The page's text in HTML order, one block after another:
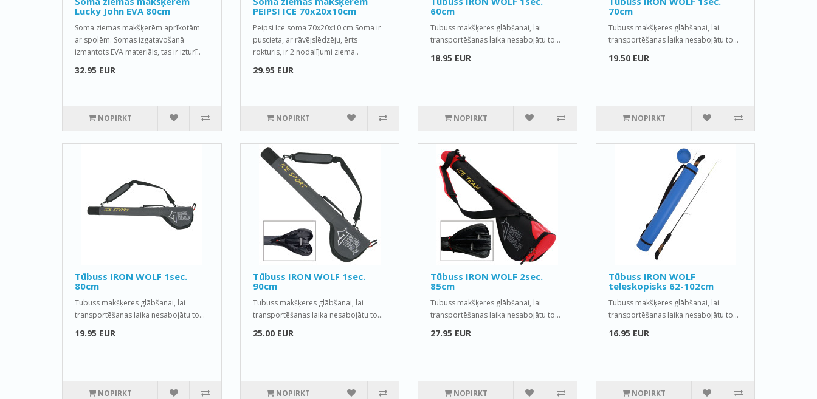
Lucky John EVA 80cm
Soma ziemas makšķerēm aprīkotām
ar spolēm. Somas izgatavošanā
izmantots EVA materiāls, tas ir izturī..
32.95 EUR
NOPIRKT
PEIPSI ICE 70x20x10cm
Peipsi Ice soma 70x20x10 cm.Soma ir
puscieta, ar rāvējslēdzēju, ērts
rokturis, ir 2 nodalījumi ziema..
29.95 EUR
NOPIRKT
60cm
Tubuss makšķeres glābšanai, lai
transportēšanas laika nesabojātu to...
18.95 EUR
NOPIRKT
70cm
Tubuss makšķeres glābšanai, lai
transportēšanas laika nesabojātu to...
19.50 EUR
NOPIRKT
Tūbuss IRON WOLF 1sec.
80cm
Tubuss makšķeres glābšanai, lai
transportēšanas laika nesabojātu to...
19.95 EUR
NOPIRKT
Tūbuss IRON WOLF 1sec.
90cm
Tubuss makšķeres glābšanai, lai
transportēšanas laika nesabojātu to...
25.00 EUR
NOPIRKT
Tūbuss IRON WOLF 2sec.
85cm
Tubuss makšķeres glābšanai, lai
transportēšanas laika nesabojātu to...
27.95 EUR
NOPIRKT
Tūbuss IRON WOLF
teleskopisks 62-102cm
Tubuss makšķeres glābšanai, lai
transportēšanas laika nesabojātu to...
16.95 EUR
NOPIRKT